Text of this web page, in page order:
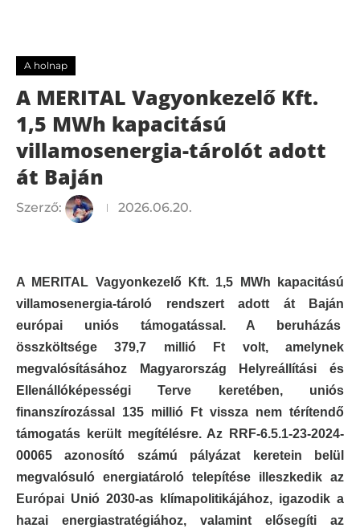
A holnap
A MERITAL Vagyonkezelő Kft.
1,5 MWh kapacitású
villamosenergia-tárolót adott
át Baján
Szerző: 2026.06.20.
A MERITAL Vagyonkezelő Kft. 1,5 MWh kapacitású
villamosenergia-tároló rendszert adott át Baján
európai uniós támogatással. A beruházás
összköltsége 379,7 millió Ft volt, amelynek
megvalósításához Magyarország Helyreállítási és
Ellenállóképességi Terve keretében, uniós
finanszírozással 135 millió Ft vissza nem térítendő
támogatás került megítélésre. Az RRF-6.5.1-23-2024-
00065 azonosító számú pályázat keretein belül
megvalósuló energiatároló telepítése illeszkedik az
Európai Unió 2030-as klímapolitikájához, igazodik a
hazai energiastratégiához, valamint elősegíti az